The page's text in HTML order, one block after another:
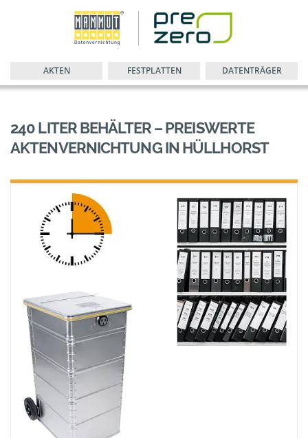
AKTEN FESTPLATTEN DATENTRÄGER
240 LITER BEHÄLTER – PREISWERTE
AKTENVERNICHTUNG IN HÜLLHORST